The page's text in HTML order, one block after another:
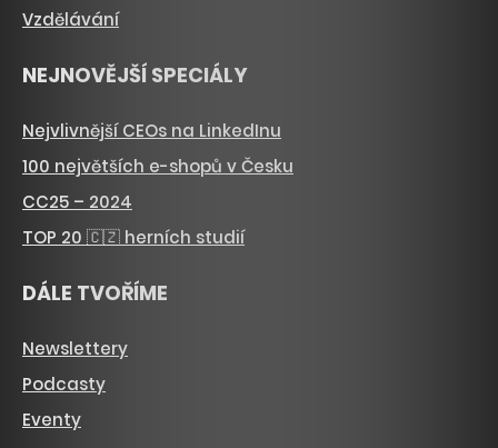
Vzdělávání
NEJNOVĚJŠÍ SPECIÁLY
Nejvlivnější CEOs na LinkedInu
100 největších e-shopů v Česku
CC25 – 2024
TOP 20 🇨🇿 herních studií
DÁLE TVOŘÍME
Newslettery
Podcasty
Eventy